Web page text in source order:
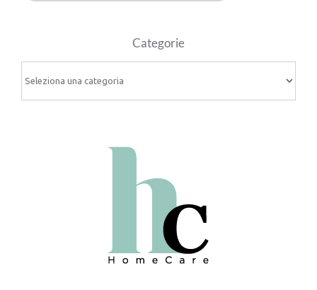
Categorie